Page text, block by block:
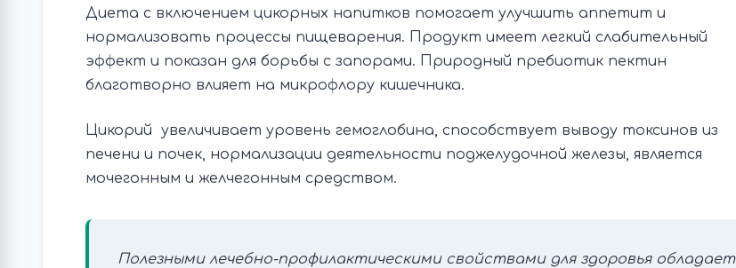
Диета с включением цикорных напитков помогает улучшить аппетит и
нормализовать процессы пищеварения. Продукт имеет легкий слабительный
эффект и показан для борьбы с запорами. Природный пребиотик пектин
благотворно влияет на микрофлору кишечника.
Цикорий увеличивает уровень гемоглобина, способствует выводу токсинов из
печени и почек, нормализации деятельности поджелудочной железы, является
мочегонным и желчегонным средством.
Полезными лечебно-профилактическими свойствами для здоровья обладает